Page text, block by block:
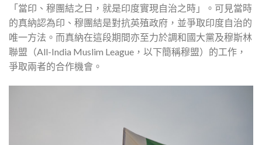
「當印、穆團結之日，就是印度實現自治之時」。可見當時
的真納認為印、穆團結是對抗英殖政府，並爭取印度自治的
唯一方法。而真納在這段期間亦至力於調和國大黨及穆斯林
聯盟（All-India Muslim League，以下簡稱穆盟）的工作，
爭取兩者的合作機會。